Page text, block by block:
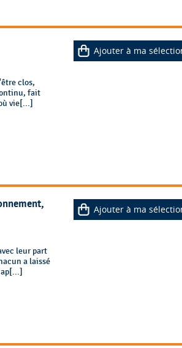
clos,
fait
vie[...]
Ajouter à ma
leur part
a laissé
Ajouter à ma